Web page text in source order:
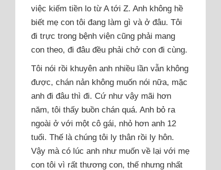
việc kiếm tiền lo từ A tới Z. Anh không hề
biết mẹ con tôi đang làm gì và ở đâu. Tôi
đi trực trong bệnh viện cũng phải mang
con theo, đi đâu đều phải chở con đi cùng.
Tôi nói rồi khuyên anh nhiều lần vẫn không
được, chán nản không muốn nói nữa, mặc
anh đi đâu thì đi. Cứ như vậy mãi hơn
năm, tôi thấy buồn chán quá. Anh bỏ ra
ngoài ở với một cô gái, nhỏ hơn anh 12
tuổi. Thế là chúng tôi ly thân rồi ly hôn.
Vậy mà có lúc anh như muốn về lại với mẹ
con tôi vì rất thương con, thế nhưng nhất